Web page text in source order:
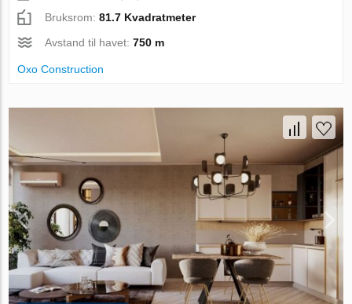
Bruksrom:81.7 Kvadratmeter
Avstand til havet:750 m
Oxo Construction